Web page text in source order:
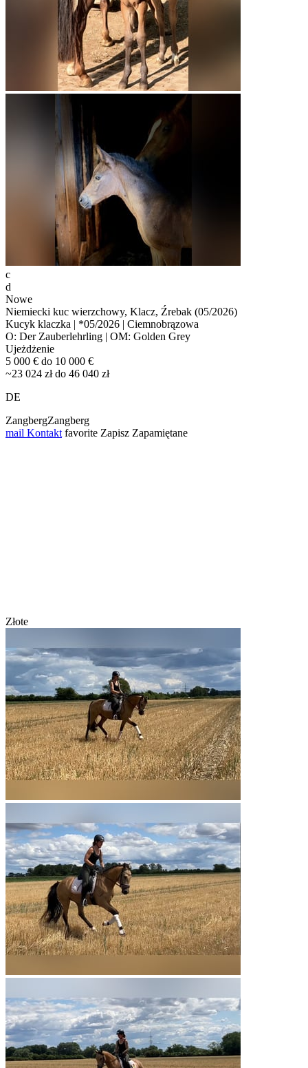
c
d
Nowe
Niemiecki kuc wierzchowy, Klacz, Źrebak (05/2026)
Kucyk klaczka | *05/2026 | Ciemnobrązowa
O: Der Zauberlehrling | OM: Golden Grey
Ujeżdżenie
5 000 € do 10 000 €
~23 024 zł do 46 040 zł
DE
ZangbergZangberg
mail Kontakt favorite Zapisz Zapamiętane
Złote